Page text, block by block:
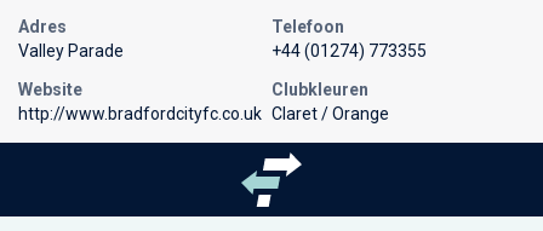
Adres
Valley Parade
Telefoon
+44 (01274) 773355
Website
http://www.bradfordcityfc.co.uk
Clubkleuren
Claret / Orange